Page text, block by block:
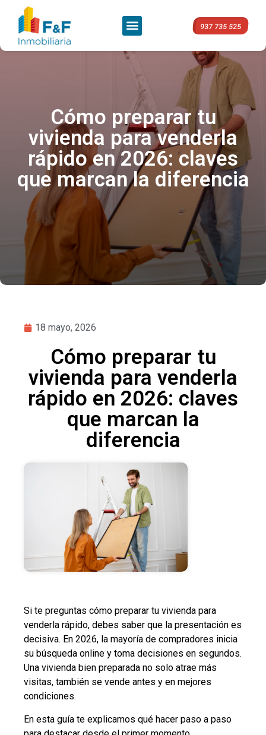
937 735 525
Cómo preparar tu
vivienda para venderla
rápido en 2026: claves
que marcan la diferencia
18 mayo, 2026
Cómo preparar tu
vivienda para venderla
rápido en 2026: claves
que marcan la
diferencia
Si te preguntas cómo preparar tu vivienda para
venderla rápido, debes saber que la presentación es
decisiva. En 2026, la mayoría de compradores inicia
su búsqueda online y toma decisiones en segundos.
Una vivienda bien preparada no solo atrae más
visitas, también se vende antes y en mejores
condiciones.
En esta guía te explicamos qué hacer paso a paso